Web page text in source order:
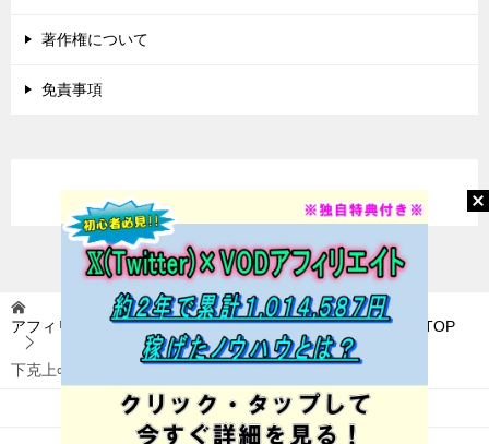
著作権について
免責事項
アフィリエイトに挑戦(アフィ挑) 〜稼いで自由を目指す〜 TOP
下克上∞